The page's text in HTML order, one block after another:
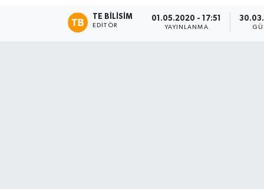
TE BILISIM
EDITÖR
01.05.2020 - 17:51
YAYINLANMA
İzmir Trafik Yoğunluk Haritası